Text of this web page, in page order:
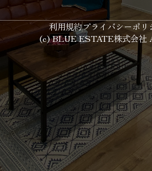
利用規約プライバシーポリ
(c) BLUE ESTATE株式会社